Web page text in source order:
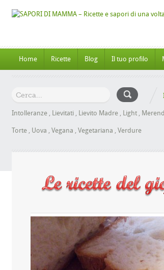
Home Ricette Blog Il tuo profilo
Intolleranze , Lievitati , Lievito Madre , Light ,
Torte , Uova , Vegana , Vegetariana , Verdure